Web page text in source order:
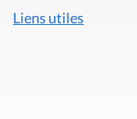
Liens utiles